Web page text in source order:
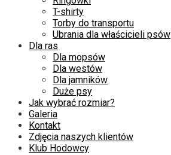
T-shirty
Torby do transportu
Ubrania dla właścicieli psów
Dla ras
Dla mopsów
Dla westów
Dla jamników
Duże psy
Jak wybrać rozmiar?
Galeria
Kontakt
Zdjęcia naszych klientów
Klub Hodowcy